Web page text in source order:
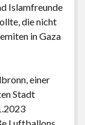
Islamfreunde
die nicht
in Gaza
einer
Stadt